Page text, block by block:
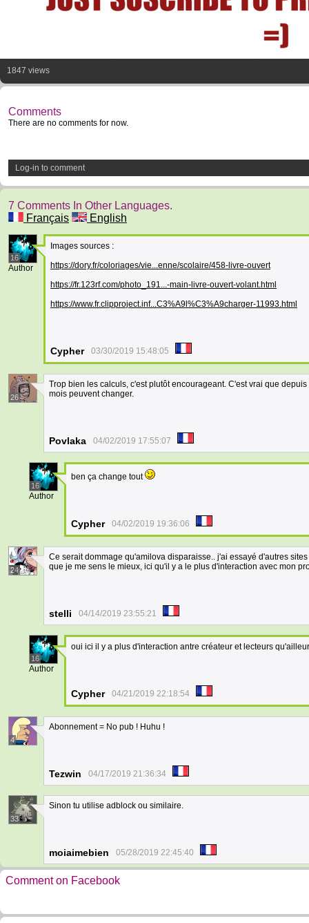
1847 views
Comments
There are no comments for now.
Log-in to comment
7 Comments In Other Languages.
Français
English
16
Author
Images sources :
https://dory.fr/coloriages/vie...enne/scolaire/458-livre-ouvert
https://fr.123rf.com/photo_191...-main-livre-ouvert-volant.html
https://www.fr.clipproject.inf...C3%A9l%C3%A9charger-11993.html
Cypher 03/30/2019 15:48:05
26
Trop bien les calculs, c'est plutôt encourageant. C'est vrai que
mois peuvent changer.
Povlaka 04/02/2019 17:55:07
16
Author
ben ça change tout
Cypher 04/02/2019 19:36:06
24
Ce serait dommage qu'amilova disparaisse.. j'ai essayé d'autres
que je me sens le mieux, ici qu'il y a le plus d'interaction avec mon
stelli 04/14/2019 23:55:21
16
Author
oui ici il y a plus d'interaction antre créateur et lecteurs
Cypher 04/21/2019 22:18:54
4
Abonnement = No pub ! Huhu !
Tezwin 04/17/2019 21:36:34
33
Sinon tu utilise adblock ou similaire.
moiaimebien 05/28/2019 22:45:40
Comment on Facebook